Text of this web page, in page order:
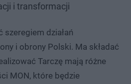
i transformacji
szeregiem działań
i obrony Polski. Ma składać
Tarczę mają różne
MON, które będzie